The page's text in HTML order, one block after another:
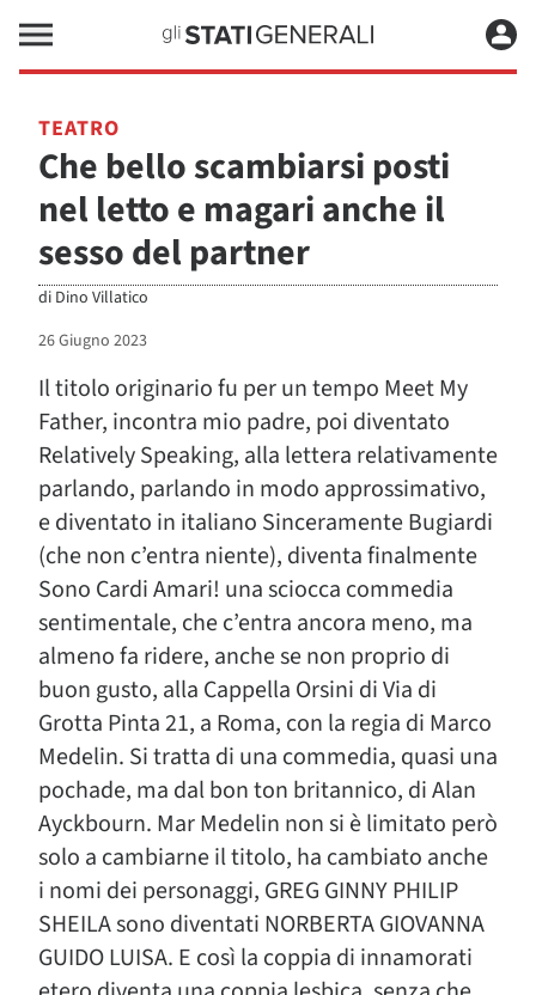
TEATRO
Che bello scambiarsi posti
nel letto e magari anche il
sesso del partner
di Dino Villatico
26 Giugno 2023
Il titolo originario fu per un tempo Meet My
Father, incontra mio padre, poi diventato
Relatively Speaking, alla lettera relativamente
parlando, parlando in modo approssimativo,
e diventato in italiano Sinceramente Bugiardi
(che non c’entra niente), diventa finalmente
Sono Cardi Amari! una sciocca commedia
sentimentale, che c’entra ancora meno, ma
almeno fa ridere, anche se non proprio di
buon gusto, alla Cappella Orsini di Via di
Grotta Pinta 21, a Roma, con la regia di Marco
Medelin. Si tratta di una commedia, quasi una
pochade, ma dal bon ton britannico, di Alan
Ayckbourn. Mar Medelin non si è limitato però
solo a cambiarne il titolo, ha cambiato anche
i nomi dei personaggi, GREG GINNY PHILIP
SHEILA sono diventati NORBERTA GIOVANNA
GUIDO LUISA. E così la coppia di innamorati